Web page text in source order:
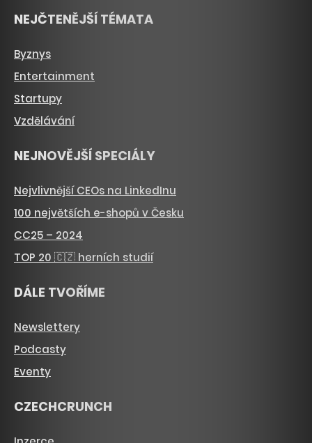
NEJČTENĚJŠÍ TÉMATA
Byznys
Entertainment
Startupy
Vzdělávání
NEJNOVĚJŠÍ SPECIÁLY
Nejvlivnější CEOs na LinkedInu
100 největších e-shopů v Česku
CC25 – 2024
TOP 20 🇨🇿 herních studií
DÁLE TVOŘÍME
Newslettery
Podcasty
Eventy
CZECHCRUNCH